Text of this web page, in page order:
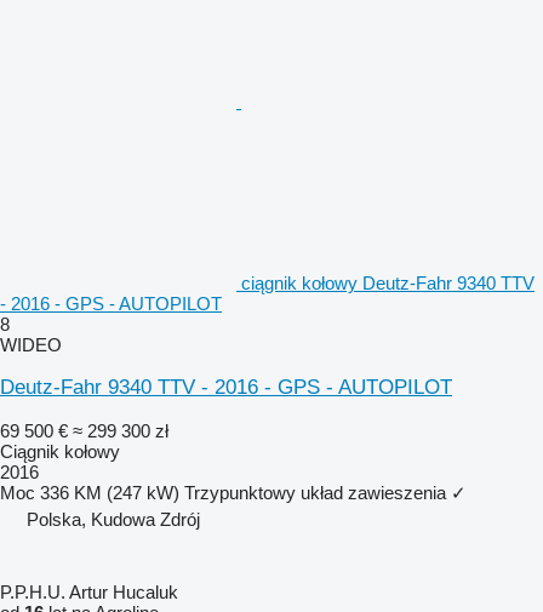
ciągnik kołowy Deutz-Fahr 9340 TTV
- 2016 - GPS - AUTOPILOT
8
WIDEO
Deutz-Fahr 9340 TTV - 2016 - GPS - AUTOPILOT
69 500 € ≈ 299 300 zł
Ciągnik kołowy
2016
Moc 336 KM (247 kW) Trzypunktowy układ zawieszenia ✓
Polska, Kudowa Zdrój
P.P.H.U. Artur Hucaluk